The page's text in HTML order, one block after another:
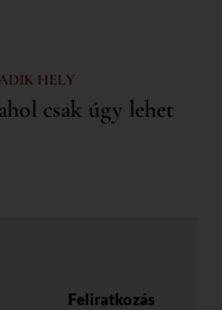
HELY
csak úgy lehet
Feliratkozás